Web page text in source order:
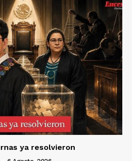
ya resolvieron